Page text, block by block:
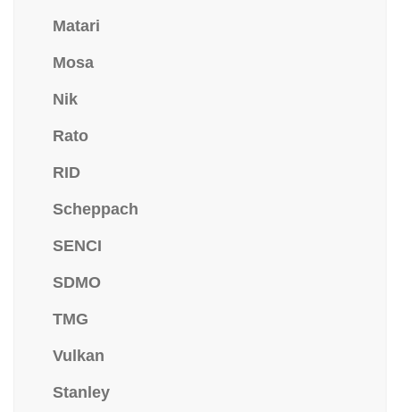
Matari
Mosa
Nik
Rato
RID
Scheppach
SENCI
SDMO
TMG
Vulkan
Stanley